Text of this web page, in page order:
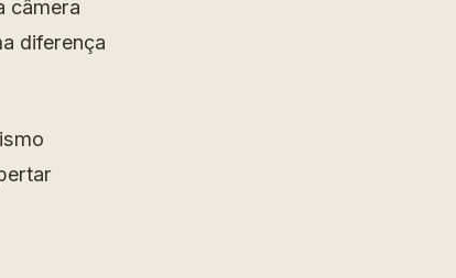
câmera
diferença